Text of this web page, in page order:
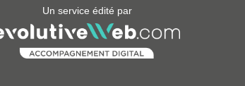
Un service édité par